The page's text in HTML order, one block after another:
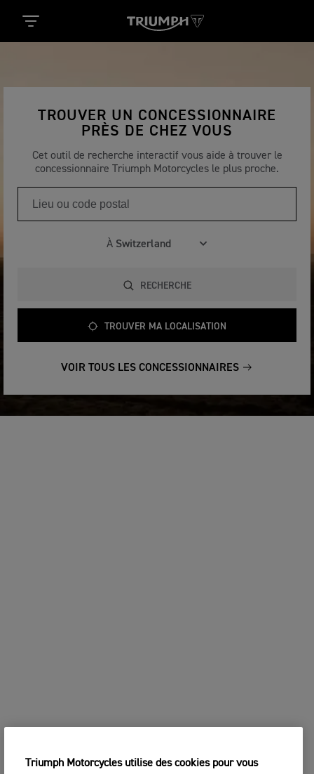
TROUVER UN CONCESSIONNAIRE
PRÈS DE CHEZ VOUS
Cet outil de recherche interactif vous aide à trouver le
concessionnaire Triumph Motorcycles le plus proche.
À
RECHERCHE
TROUVER MA LOCALISATION
VOIR TOUS LES CONCESSIONNAIRES
Triumph Motorcycles utilise des cookies pour vous